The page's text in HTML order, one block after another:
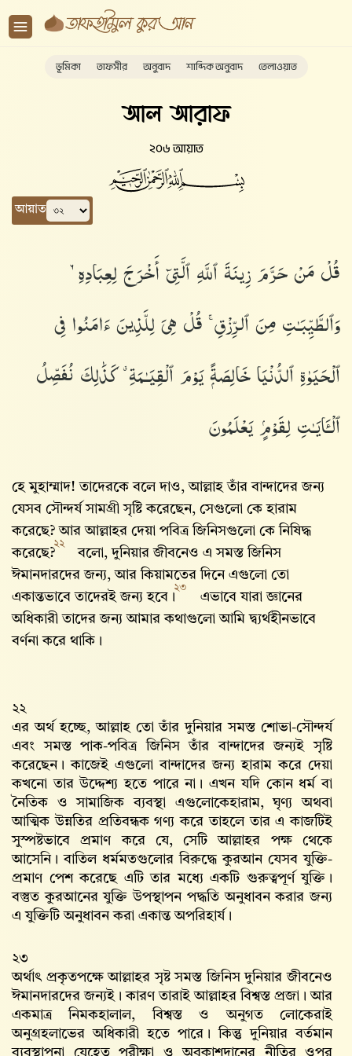
ভূমিকা তাফসীর অনুবাদ শাব্দিক অনুবাদ তেলাওয়াত
আল আরাফ
২০৬ আয়াত
আয়াত
قُلْ مَنْ حَرَّمَ زِينَةَ ٱللَّهِ ٱلَّتِىٓ أَخْرَجَ لِعِبَادِهِۦ
وَٱلطَّيِّبَـٰتِ مِنَ ٱلرِّزْقِ ۚ قُلْ هِىَ لِلَّذِينَ ءَامَنُوا۟ فِى
ٱلْحَيَوٰةِ ٱلدُّنْيَا خَالِصَةًۭ يَوْمَ ٱلْقِيَـٰمَةِ ۗ كَذَٰلِكَ نُفَصِّلُ
ٱلْـَٔايَـٰتِ لِقَوْمٍۢ يَعْلَمُونَ
হে মুহাম্মাদ! তাদেরকে বলে দাও, আল্লাহ‌ তাঁর বান্দাদের জন্য
যেসব সৌন্দর্য সামগ্রী সৃষ্টি করেছেন, সেগুলো কে হারাম
করেছে? আর আল্লাহর দেয়া পবিত্র জিনিসগুলো কে নিষিদ্ধ
করেছে?
২২
বলো, দুনিয়ার জীবনেও এ সমস্ত জিনিস
ঈমানদারদের জন্য, আর কিয়ামতের দিনে এগুলো তো
একান্তভাবে তাদেরই জন্য হবে।
২৩
এভাবে যারা জ্ঞানের
অধিকারী তাদের জন্য আমার কথাগুলো আমি দ্ব্যর্থহীনভাবে
বর্ণনা করে থাকি।
২২
এর অর্থ হচ্ছে, আল্লাহ‌ তো তাঁর দুনিয়ার সমস্ত শোভা-সৌন্দর্য
এবং সমস্ত পাক-পবিত্র জিনিস তাঁর বান্দাদের জন্যই সৃষ্টি
করেছেন। কাজেই এগুলো বান্দাদের জন্য হারাম করে দেয়া
কখনো তার উদ্দেশ্য হতে পারে না। এখন যদি কোন ধর্ম বা
নৈতিক ও সামাজিক ব্যবস্থা এগুলোকেহারাম, ঘৃণ্য অথবা
আত্মিক উন্নতির প্রতিবন্ধক গণ্য করে তাহলে তার এ কাজটিই
সুস্পষ্টভাবে প্রমাণ করে যে, সেটি আল্লাহর পক্ষ থেকে
আসেনি। বাতিল ধর্মমতগুলোর বিরুদ্ধে কুরআন যেসব যুক্তি-
প্রমাণ পেশ করেছে এটি তার মধ্যে একটি গুরুত্বপূর্ণ যুক্তি।
বস্তুত কুরআনের যুক্তি উপস্থাপন পদ্ধতি অনুধাবন করার জন্য
এ যুক্তিটি অনুধাবন করা একান্ত অপরিহার্য।
২৩
অর্থাৎ প্রকৃতপক্ষে আল্লাহর সৃষ্ট সমস্ত জিনিস দুনিয়ার জীবনেও
ঈমানদারদের জন্যই। কারণ তারাই আল্লাহর বিশ্বস্ত প্রজা। আর
একমাত্র নিমকহালাল, বিশ্বস্ত ও অনুগত লোকেরাই
অনুগ্রহলাভের অধিকারী হতে পারে। কিন্তু দুনিয়ার বর্তমান
ব্যবস্থাপনা যেহেতু পরীক্ষা ও অবকাশদানের নীতির ওপর